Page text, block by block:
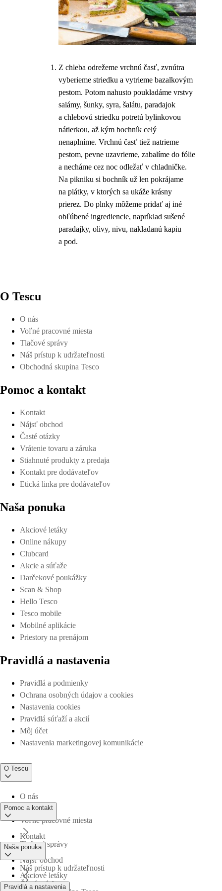
Z chleba odrežeme vrchnú časť, zvnútra
vyberieme striedku a vytrieme bazalkovým
pestom. Potom nahusto poukladáme vrstvy
salámy, šunky, syra, šalátu, paradajok
a chlebovú striedku potretú bylinkovou
nátierkou, až kým bochník celý
nenaplníme. Vrchnú časť tiež natrieme
pestom, pevne uzavrieme, zabalíme do fólie
a necháme cez noc odležať v chladničke.
Na pikniku si bochník už len pokrájame
na plátky, v ktorých sa ukáže krásny
prierez. Do plnky môžeme pridať aj iné
obľúbené ingrediencie, napríklad sušené
paradajky, olivy, nivu, nakladanú kapiu
a pod.
O Tescu
O nás
Voľné pracovné miesta
Tlačové správy
Náš prístup k udržateľnosti
Obchodná skupina Tesco
Pomoc a kontakt
Kontakt
Nájsť obchod
Časté otázky
Vrátenie tovaru a záruka
Stiahnuté produkty z predaja
Kontakt pre dodávateľov
Etická linka pre dodávateľov
Naša ponuka
Akciové letáky
Online nákupy
Clubcard
Akcie a súťaže
Darčekové poukážky
Scan & Shop
Hello Tesco
Tesco mobile
Mobilné aplikácie
Priestory na prenájom
Pravidlá a nastavenia
Pravidlá a podmienky
Ochrana osobných údajov a cookies
Nastavenia cookies
Pravidlá súťaží a akcií
Môj účet
Nastavenia marketingovej komunikácie
O Tescu
O nás
Voľné pracovné miesta
Tlačové správy
Náš prístup k udržateľnosti
Pomoc a kontakt
Kontakt
Nájsť obchod
Časté otázky
Naša ponuka
Akciové letáky
Pravidlá a nastavenia